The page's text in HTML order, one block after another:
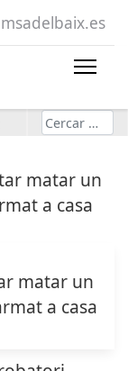
Cerca
matar un
a casa